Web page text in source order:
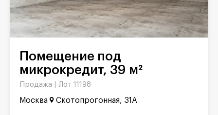
Помещение под
микрокредит, 39 м²
Продажа | Лот 11198
Москва Скотопрогонная, 31А